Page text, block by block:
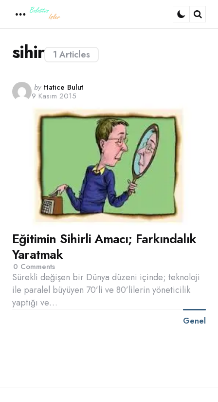
1 Articles
sihir
Posted
by
by Hatice Bulut
9 Kasım 2015
Eğitimin Sihirli Amacı; Farkındalık
Yaratmak
0 Comments
Sürekli değişen bir Dünya düzeni içinde; teknoloji
ile paralel büyüyen 70’li ve 80’lilerin yöneticilik
yaptığı ve…
Genel